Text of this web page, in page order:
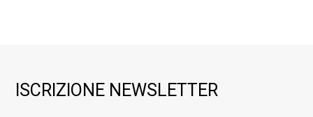
ISCRIZIONE NEWSLETTER